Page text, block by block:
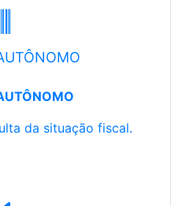
da situação fiscal.